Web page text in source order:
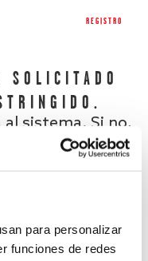
para personalizar
funciones de redes
REGISTRO
SOLICITADO
al sistema. Si no,